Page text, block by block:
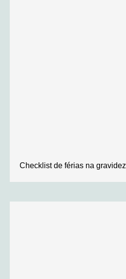
Checklist de férias na gravidez